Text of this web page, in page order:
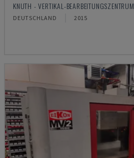
KNUTH - VERTIKAL-BEARBEITUNGSZENTRUM
DEUTSCHLAND 2015